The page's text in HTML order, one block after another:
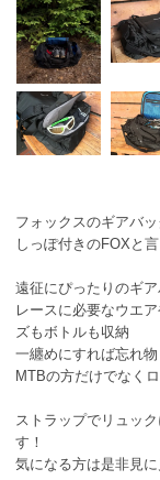
フォックスのギアバッ
しっぽ付きのFOXと
遠征にぴったりのギ
レースに必要なウエ
ズもボトルも収納
一纏めにすれば忘れ物
MTBの方だけでなく
ストラップでリュッ
す！
気になる方は是非見に